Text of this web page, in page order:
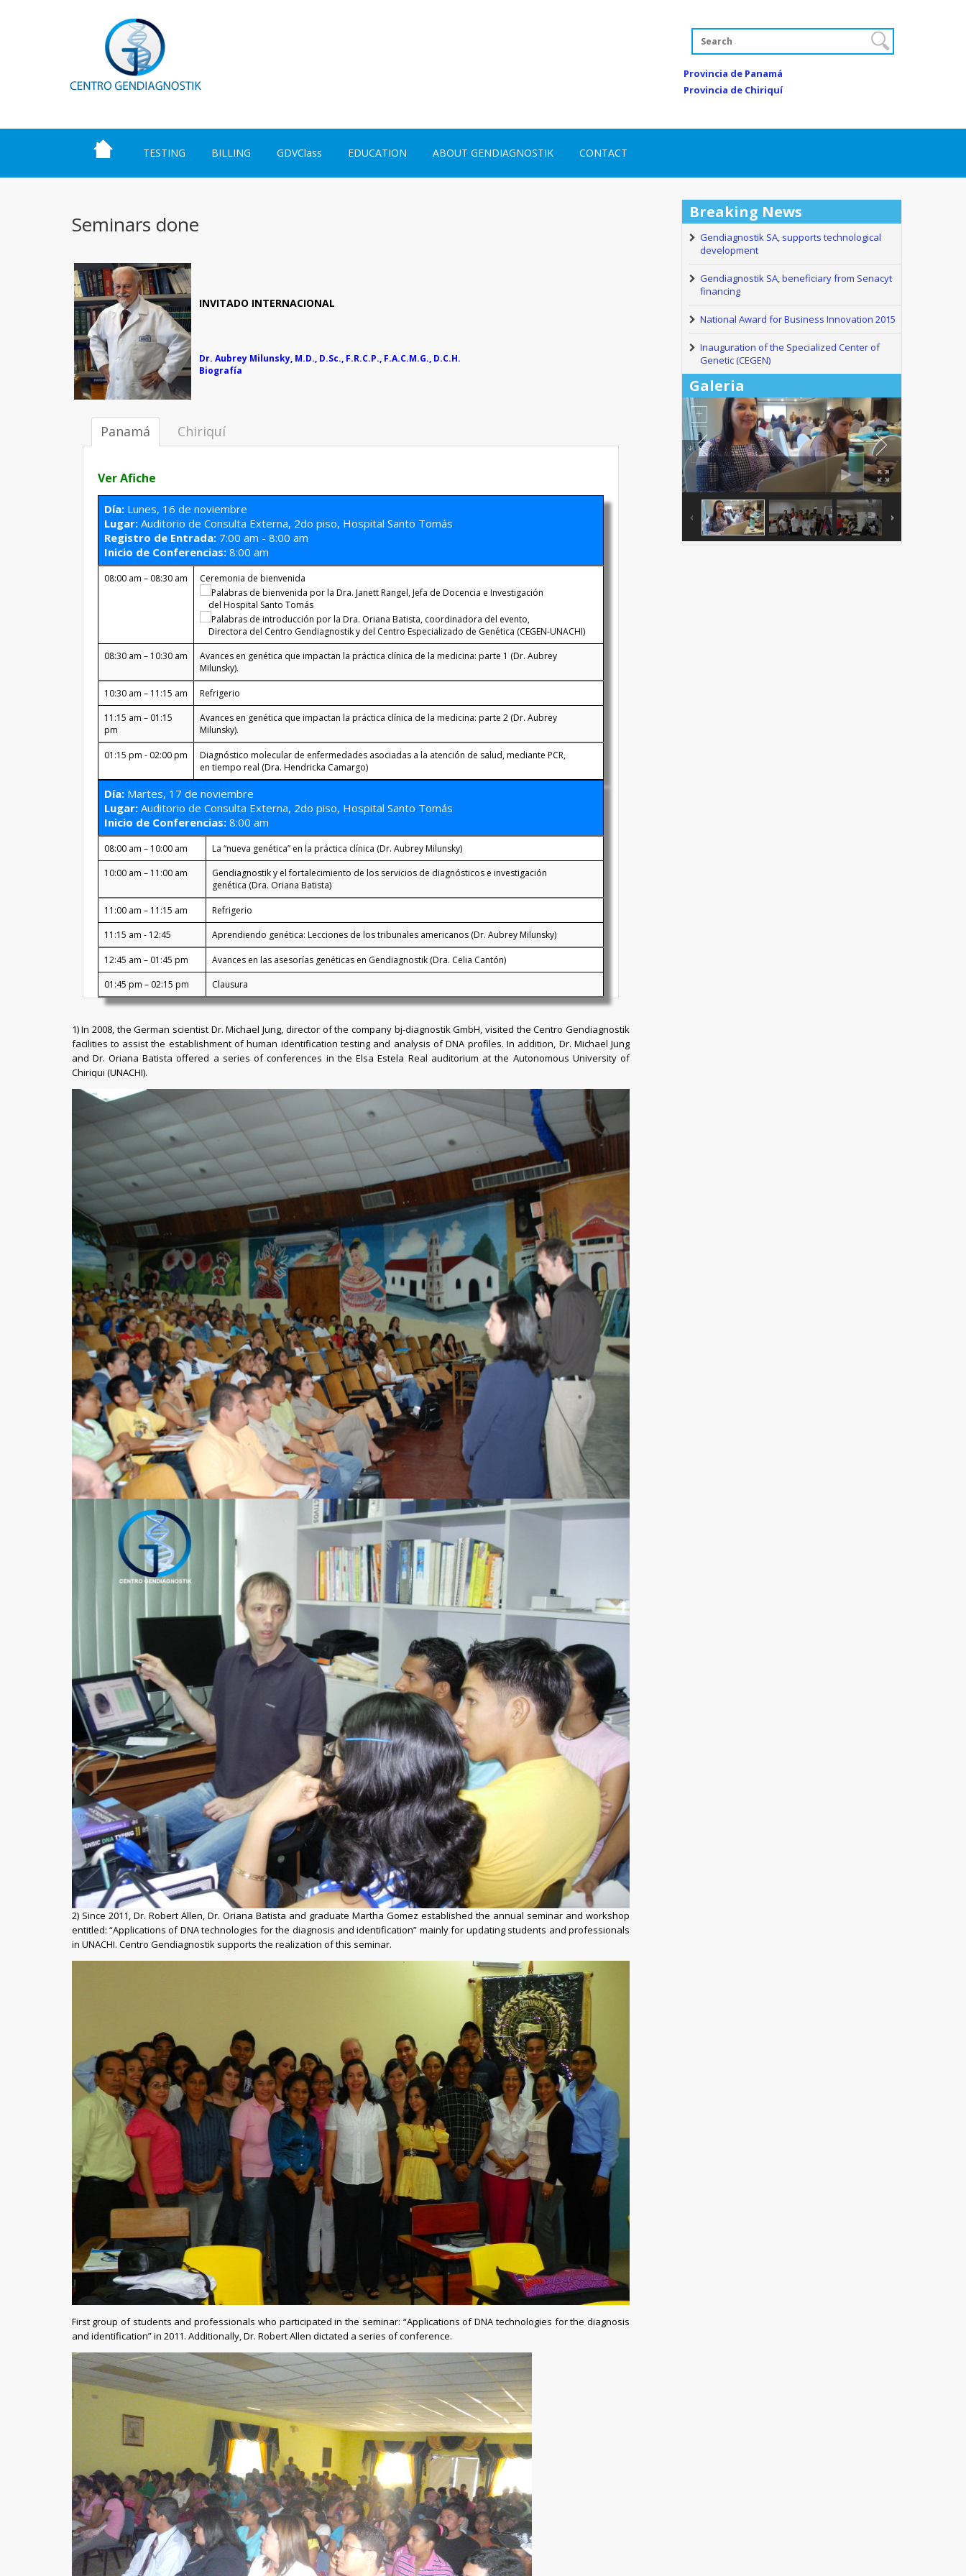
Provincia de Panamá
Provincia de Chiriquí
TESTING BILLING GDVClass EDUCATION ABOUT GENDIAGNOSTIK CONTACT
Seminars done
INVITADO INTERNACIONAL
Dr. Aubrey Milunsky, M.D., D.Sc., F.R.C.P., F.A.C.M.G., D.C.H.
Biografía
Panamá Chiriquí
Ver Afiche
Día: Lunes, 16 de noviembre
Lugar: Auditorio de Consulta Externa, 2do piso, Hospital Santo Tomás
Registro de Entrada: 7:00 am - 8:00 am
Inicio de Conferencias: 8:00 am
08:00 am – 08:30 am
Ceremonia de bienvenida
Palabras de bienvenida por la Dra. Janett Rangel, Jefa de Docencia e Investigación
del Hospital Santo Tomás
Palabras de introducción por la Dra. Oriana Batista, coordinadora del evento,
Directora del Centro Gendiagnostik y del Centro Especializado de Genética (CEGEN-UNACHI)
08:30 am – 10:30 am
Avances en genética que impactan la práctica clínica de la medicina: parte 1 (Dr. Aubrey
Milunsky).
10:30 am – 11:15 am
Refrigerio
11:15 am – 01:15
pm
Avances en genética que impactan la práctica clínica de la medicina: parte 2 (Dr. Aubrey
Milunsky).
01:15 pm - 02:00 pm
Diagnóstico molecular de enfermedades asociadas a la atención de salud, mediante PCR,
en tiempo real (Dra. Hendricka Camargo)
Día: Martes, 17 de noviembre
Lugar: Auditorio de Consulta Externa, 2do piso, Hospital Santo Tomás
Inicio de Conferencias: 8:00 am
08:00 am – 10:00 am
La “nueva genética” en la práctica clínica (Dr. Aubrey Milunsky)
10:00 am – 11:00 am
Gendiagnostik y el fortalecimiento de los servicios de diagnósticos e investigación
genética (Dra. Oriana Batista)
11:00 am – 11:15 am
Refrigerio
11:15 am - 12:45
Aprendiendo genética: Lecciones de los tribunales americanos (Dr. Aubrey Milunsky)
12:45 am – 01:45 pm
Avances en las asesorías genéticas en Gendiagnostik (Dra. Celia Cantón)
01:45 pm – 02:15 pm
Clausura
1) In 2008, the German scientist Dr. Michael Jung, director of the company bj-diagnostik GmbH, visited the Centro Gendiagnostik
facilities to assist the establishment of human identification testing and analysis of DNA profiles. In addition, Dr. Michael Jung
and Dr. Oriana Batista offered a series of conferences in the Elsa Estela Real auditorium at the Autonomous University of
Chiriqui (UNACHI).
2) Since 2011, Dr. Robert Allen, Dr. Oriana Batista and graduate Martha Gomez established the annual seminar and workshop
entitled: “Applications of DNA technologies for the diagnosis and identification” mainly for updating students and professionals
in UNACHI. Centro Gendiagnostik supports the realization of this seminar.
First group of students and professionals who participated in the seminar: “Applications of DNA technologies for the diagnosis
and identification” in 2011. Additionally, Dr. Robert Allen dictated a series of conference.
Breaking News
Gendiagnostik SA, supports technological
development
Gendiagnostik SA, beneficiary from Senacyt
financing
National Award for Business Innovation 2015
Inauguration of the Specialized Center of
Genetic (CEGEN)
Galeria